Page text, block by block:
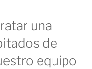
una
de
equipo